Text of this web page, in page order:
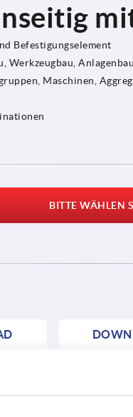
Befestigungselement
Werkzeugbau,
Maschinen,
BITTE WÄHLEN